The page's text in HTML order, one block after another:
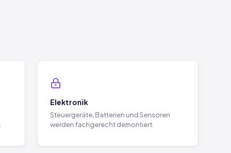
Elektronik
Steuergeräte, Batterien und Sensoren
werden fachgerecht demontiert.